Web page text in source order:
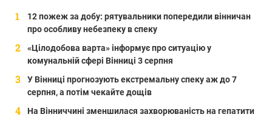
12 пожеж за добу: рятувальники попередили вінничан
про особливу небезпеку в спеку
«Цілодобова варта» інформує про ситуацію у
комунальній сфері Вінниці 3 серпня
У Вінниці прогнозують екстремальну спеку аж до 7
серпня, а потім чекайте дощів
На Вінниччині зменшилася захворюваність на гепатити